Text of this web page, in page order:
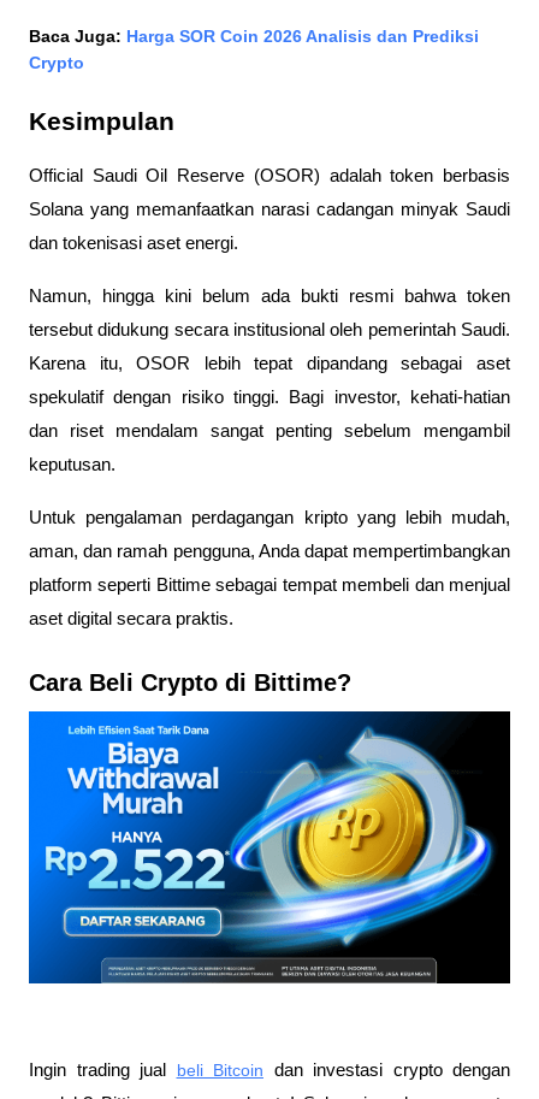
Baca Juga: Harga SOR Coin 2026 Analisis dan Prediksi
Crypto
Kesimpulan
Official Saudi Oil Reserve (OSOR) adalah token berbasis
Solana yang memanfaatkan narasi cadangan minyak Saudi
dan tokenisasi aset energi.
Namun, hingga kini belum ada bukti resmi bahwa token
tersebut didukung secara institusional oleh pemerintah Saudi.
Karena itu, OSOR lebih tepat dipandang sebagai aset
spekulatif dengan risiko tinggi. Bagi investor, kehati-hatian
dan riset mendalam sangat penting sebelum mengambil
keputusan.
Untuk pengalaman perdagangan kripto yang lebih mudah,
aman, dan ramah pengguna, Anda dapat mempertimbangkan
platform seperti Bittime sebagai tempat membeli dan menjual
aset digital secara praktis.
Cara Beli Crypto di Bittime?
Ingin trading jual beli Bitcoin dan investasi crypto dengan